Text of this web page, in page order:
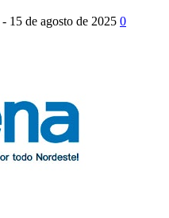
- 15 de agosto de 2025 0